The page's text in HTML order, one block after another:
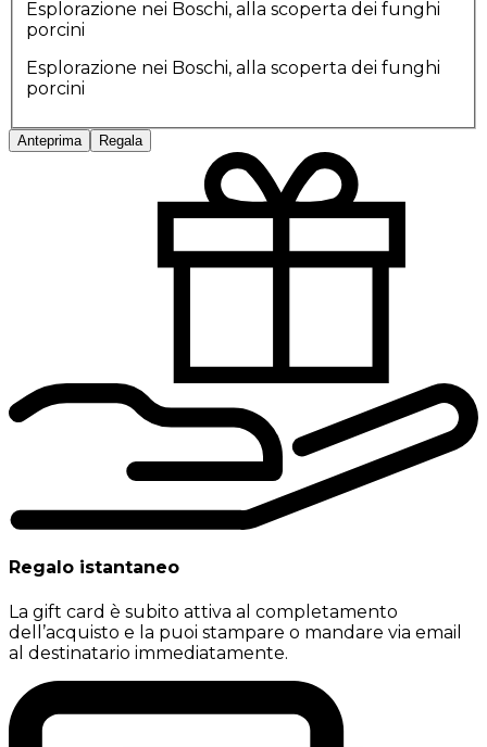
Esplorazione nei Boschi, alla scoperta dei funghi
porcini
Esplorazione nei Boschi, alla scoperta dei funghi
porcini
Anteprima Regala
Regalo istantaneo
La gift card è subito attiva al completamento
dell’acquisto e la puoi stampare o mandare via email
al destinatario immediatamente.